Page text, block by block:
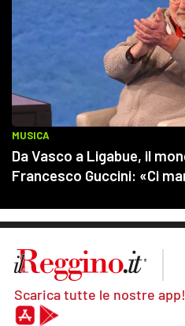
Scarica tutte le nostre app!